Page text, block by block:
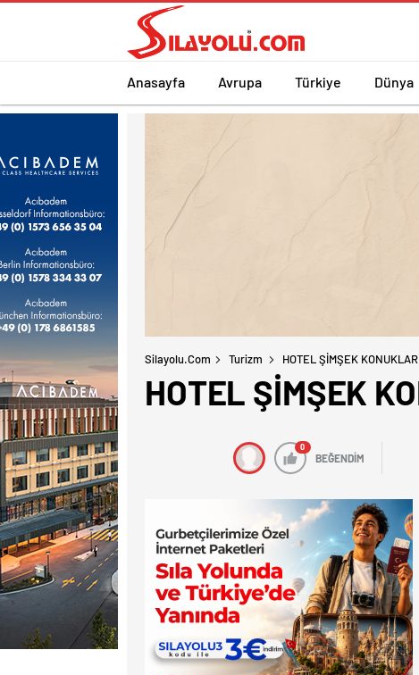
Anasayfa Avrupa Türkiye Dünya
Silayolu.com Turizm HOTEL ŞİMŞEK
HOTEL ŞİMŞEK
0
BEĞENDİM